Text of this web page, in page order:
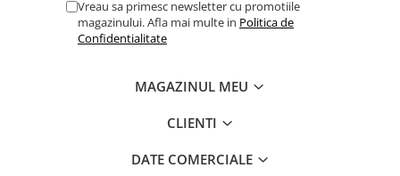
Produse Craft
Carti de colorat si povestit
Vreau sa primesc newsletter cu promotiile
magazinului. Afla mai multe in Politica de
Confidentialitate
MAGAZINUL MEU
CLIENTI
DATE COMERCIALE